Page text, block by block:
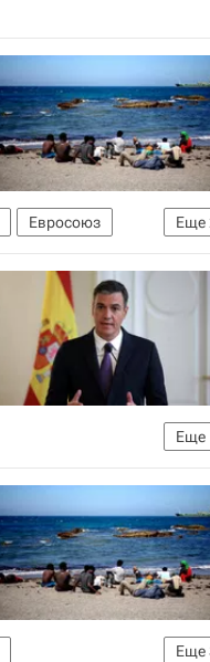
Еще
Евросоюз
Еще
Еще